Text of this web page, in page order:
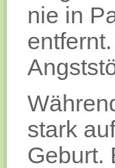
nie in
stark
Geburt.